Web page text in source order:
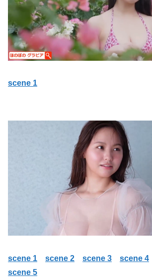
scene 1
scene 1 scene 2 scene 3
scene 4
scene 5